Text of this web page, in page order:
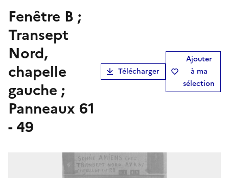
Fenêtre B ;
Transept
Nord,
chapelle
gauche ;
Panneaux 61
- 49
Télécharger
Ajouter
à ma
sélection